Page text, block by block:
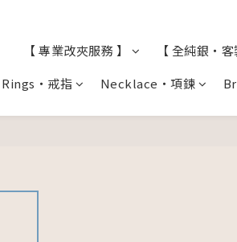
【 專業改夾服務 】 【 全純銀・
Rings・戒指 Necklace・項鍊